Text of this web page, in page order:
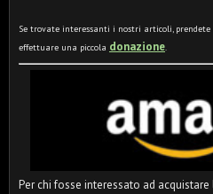
Se trovate interessanti i nostri articoli,
effettuare una piccola donazione.
Per chi fosse interessato ad